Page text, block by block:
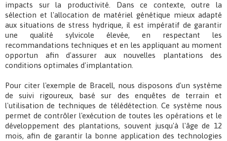
impacts sur la productivité. Dans ce contexte, outre la
sélection et l'allocation de matériel génétique mieux adapté
aux situations de stress hydrique, il est impératif de garantir
une qualité sylvicole élevée, en respectant les
recommandations techniques et en les appliquant au moment
opportun afin d'assurer aux nouvelles plantations des
conditions optimales d'implantation.
Pour citer l'exemple de Bracell, nous disposons d'un système
de suivi rigoureux, basé sur des enquêtes de terrain et
l'utilisation de techniques de télédétection. Ce système nous
permet de contrôler l'exécution de toutes les opérations et le
développement des plantations, souvent jusqu'à l'âge de 12
mois, afin de garantir la bonne application des technologies